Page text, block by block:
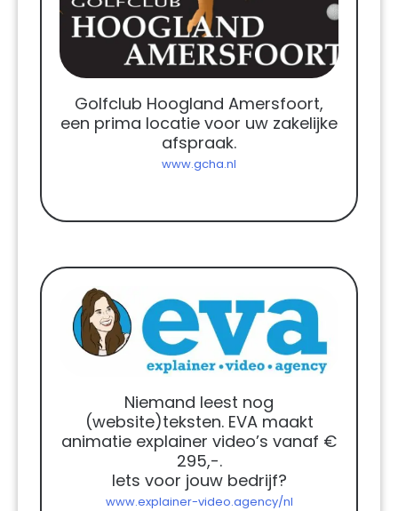
Golfclub Hoogland Amersfoort,
een prima locatie voor uw zakelijke
afspraak.
www.gcha.nl
Niemand leest nog
(website)teksten. EVA maakt
animatie explainer video’s vanaf €
295,-.
Iets voor jouw bedrijf?
www.explainer-video.agency/nl